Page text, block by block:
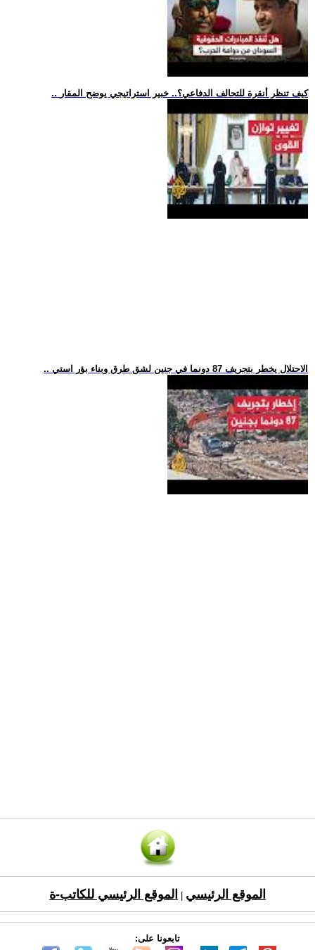
.. كيف تنظر أنقرة للتحالف الدفاعي؟.. خبير استراتيجي يوضح المقار
.. الاحتلال يخطر بتجريف 87 دونما في جنين لشق طرق وبناء بؤر استي
الموقع الرئيسي الموقع الرئيسي للكاتب-ة
تابعونا على: